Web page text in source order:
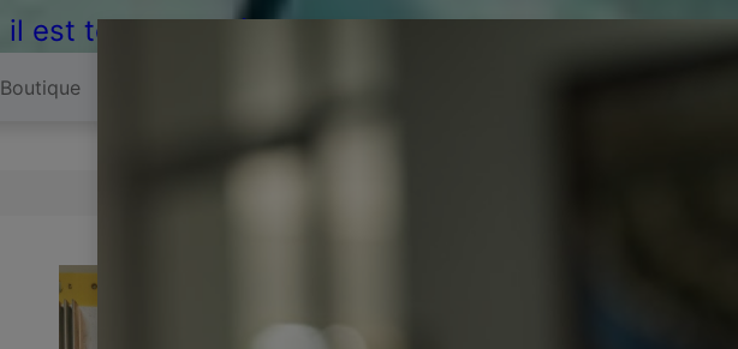
il est temps de réparer...Electronique 66 est
Boutique
THOMSON 48FA5413